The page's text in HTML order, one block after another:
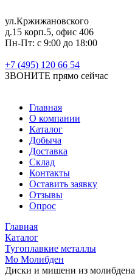
ул.Кржижановского
д.15 корп.5, офис 406
Пн-Пт: с 9:00 до 18:00
+7 (495) 120 66 54
ЗВОНИТЕ прямо сейчас
Главная
О компании
Каталог
Добыча
Доставка
Склад
Контакты
Оставить заявку
Отзывы
Опрос
Главная
Каталог
Тугоплавкие металлы
Mo Молибден
Диски и мишени из молибдена